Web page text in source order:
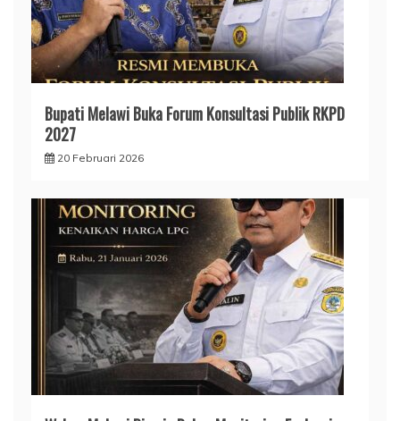
Bupati Melawi Buka Forum Konsultasi Publik RKPD
2027
20 Februari 2026